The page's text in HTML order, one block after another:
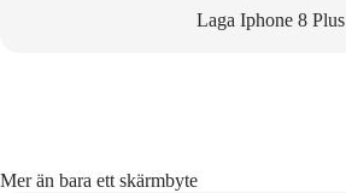
Laga Iphone 8 Plus
Mer än bara ett skärmbyte